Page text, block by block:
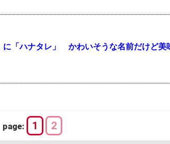
に「ハナタレ」 かわいそうな名前だけど美
page: 1 2